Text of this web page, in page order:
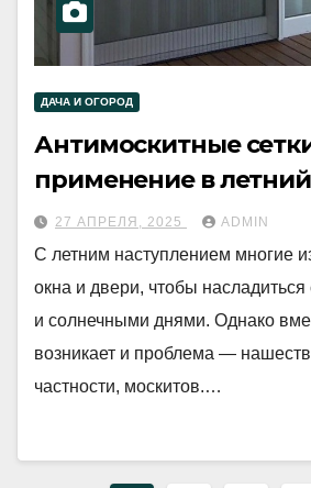
ДАЧА И ОГОРОД
Антимоскитные
применение в
27 АПРЕЛЯ, 2025 ADMIN
С летним наступлением многие
окна и двери, чтобы
и солнечными днями. Однако
возникает и проблема —
частности, москитов.…